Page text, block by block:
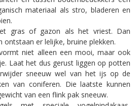
materiaal als stro, bladeren en
gras of gazon als het vriest. Dan
ontstaan er lelijke, bruine plekken.
niet alleen een mooi, maar ook
Laat het dus gerust liggen op potten
sneeuw wel van het ijs op de
van coniferen. Die laatste kunnen
van een flink pak sneeuw.